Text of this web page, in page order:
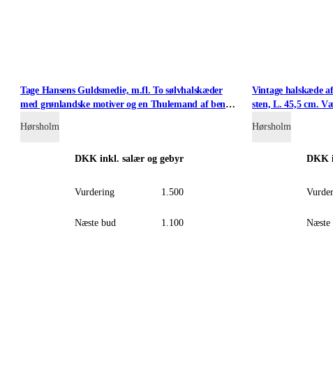
Tage Hansens Guldsmedie, m.fl. To sølvhalskæder
med grønlandske motiver og en Thulemand af ben
Hørsholm
DKK inkl. salær og gebyr
Vurdering 1.500
Næste bud 1.100
Vintage halskæde
sten, L. 45,5 cm.
Hørsholm
DKK
Næste